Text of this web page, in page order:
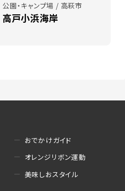
公園・キャンプ場 / 高萩市
高戸小浜海岸
おでかけガイド
オレンジリボン運動
美味しおスタイル